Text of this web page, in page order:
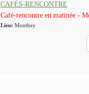
CAFÉS-RENCONTRE
Café-rencontre en matinée -
Lieu: Monthey